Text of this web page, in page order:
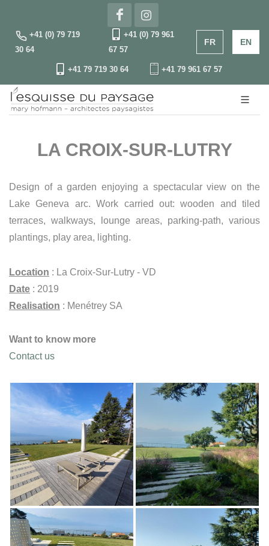
+41 (0) 79 719
30 64
+41 (0) 79 961
67 57
FR EN
+41 79 719 30 64 +41 79 961 67 57
LA CROIX-SUR-LUTRY
Design of a garden enjoying a spectacular view on the
Lake Geneva arc. Work carried out: wooden and tiled
terraces, walkways, lounge areas, parking-path, various
plantings, play area, lighting.
Location : La Croix-Sur-Lutry - VD
Date : 2019
Realisation : Menétrey SA
Want to know more
Contact us